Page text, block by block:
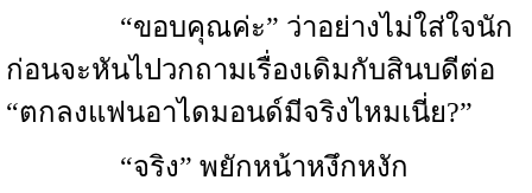
“ขอบคุณค่ะ” ว่าอย่างไม่ใส่ใจนัก
ก่อนจะหันไปวกถามเรื่องเดิมกับสินบดีต่อ
“ตกลงแฟนอาไดมอนด์มีจริงไหมเนี่ย?”
“จริง” พยักหน้าหงึกหงัก